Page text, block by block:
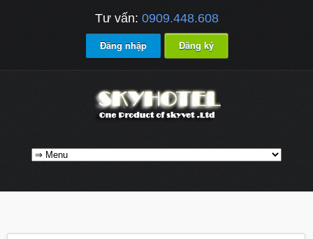
Tư vấn: 0909.448.608
Đăng nhập Đăng ký